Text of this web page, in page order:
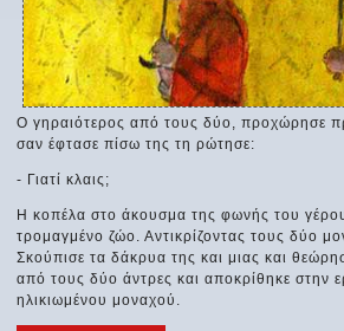
Ο γηραιότερος από τους δύο, προχώρησε
σαν έφτασε πίσω της τη ρώτησε:
- Γιατί κλαις;
Η κοπέλα στο άκουσμα της φωνής του
τρομαγμένο ζώο. Αντικρίζοντας τους δύο
Σκούπισε τα δάκρυα της και μιας και
από τους δύο άντρες και αποκρίθηκε στην
ηλικιωμένου μοναχού.